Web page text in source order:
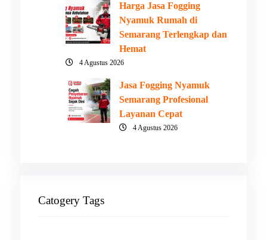
Harga Jasa Fogging
Nyamuk Rumah di
Semarang Terlengkap dan
Hemat
4 Agustus 2026
Jasa Fogging Nyamuk
Semarang Profesional
Layanan Cepat
4 Agustus 2026
Catogery Tags